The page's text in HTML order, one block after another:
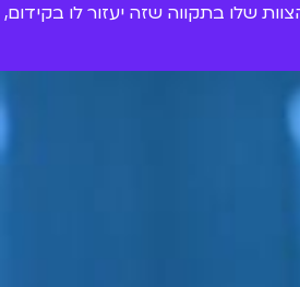
שלו בתקווה שזה יעזור לו בקידום,